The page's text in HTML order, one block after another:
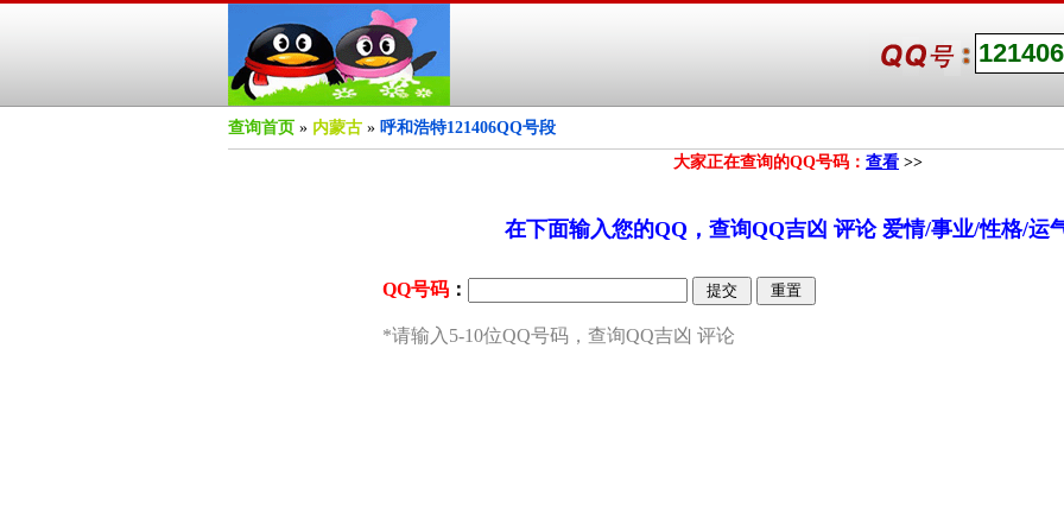
查询首页 » 内蒙古 » 呼和浩特121406QQ号段
大家正在查询的QQ号码： 查看 >>
在下面输入您的QQ，查询QQ吉凶 评论 爱情/事业/性格/运